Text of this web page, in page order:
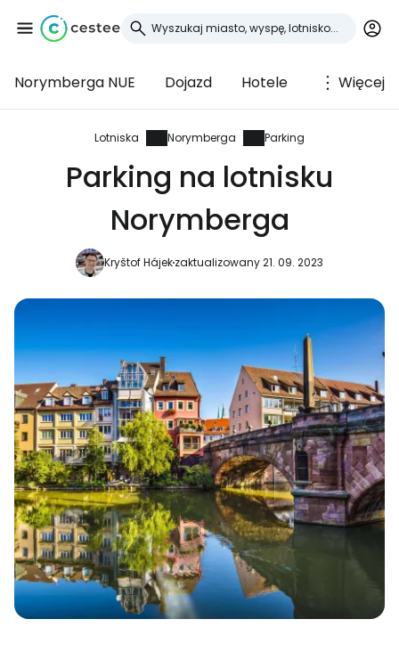
Norymberga NUE Dojazd Hotele Więcej
Lotniska Norymberga Parking
Parking na lotnisku
Norymberga
Kryštof Hájekzaktualizowany 21. 09. 2023
Zaloguj się do
Cestee
... światowej społeczności podróżniczej
Kontynuuj z Google
Kontynuuj z e-mailem